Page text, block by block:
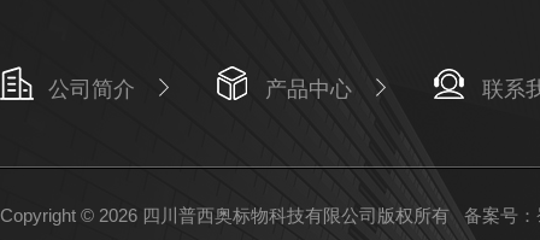
公司简介 产品中心 联系
Copyright © 2026 四川普西奥标物科技有限公司版权所有 备案号：